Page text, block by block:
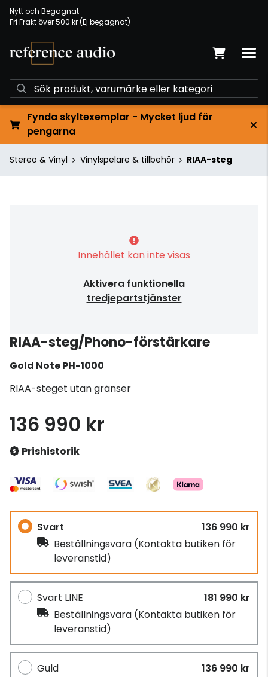
Nytt och Begagnat
Fri Frakt över 500 kr (Ej begagnat)
Fynda skyltexemplar - Mycket ljud för
pengarna
Stereo & Vinyl Vinylspelare & tillbehör RIAA-steg
Innehållet kan inte visas
Aktivera funktionella
tredjepartstjänster
RIAA-steg/Phono-förstärkare
Gold NotePH-1000
RIAA-steget utan gränser
136 990 kr
Prishistorik
Svart
136 990 kr
Beställningsvara (Kontakta butiken för
leveranstid)
Svart LINE
181 990 kr
Beställningsvara (Kontakta butiken för
leveranstid)
Guld
136 990 kr